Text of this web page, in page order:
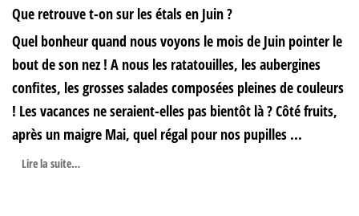
Que retrouve t-on sur les étals en Juin ?
Quel bonheur quand nous voyons le mois de Juin pointer le
bout de son nez ! A nous les ratatouilles, les aubergines
confites, les grosses salades composées pleines de couleurs
! Les vacances ne seraient-elles pas bientôt là ? Côté fruits,
après un maigre Mai, quel régal pour nos pupilles ...
Lire la suite…